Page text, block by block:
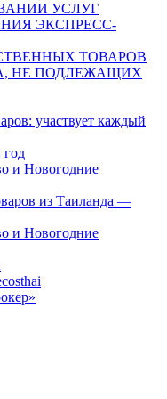
УСЛУГ
ЭКСПРЕСС-
ТОВАРОВ
НЕ ПОДЛЕЖАЩИХ
участвует каждый
и Новогодние
из Таиланда —
и Новогодние